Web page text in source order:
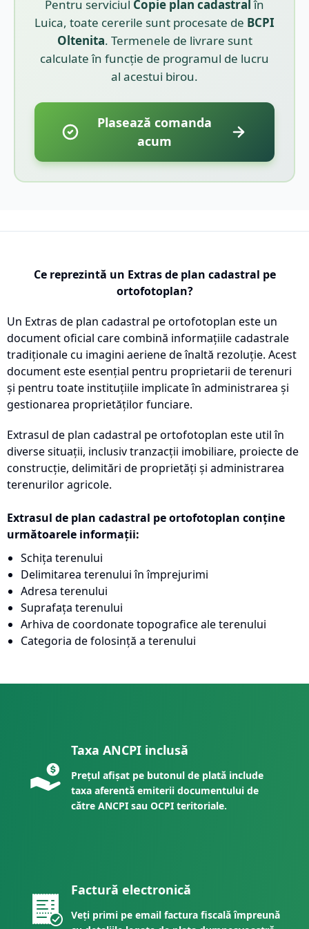
Pentru serviciul Copie plan cadastral în
Luica, toate cererile sunt procesate de BCPI
Oltenita. Termenele de livrare sunt
calculate în funcție de programul de lucru
al acestui birou.
Plasează comanda
acum
Ce reprezintă un Extras de plan cadastral pe
ortofotoplan?
Un Extras de plan cadastral pe ortofotoplan este un
document oficial care combină informațiile cadastrale
tradiționale cu imagini aeriene de înaltă rezoluție. Acest
document este esențial pentru proprietarii de terenuri
și pentru toate instituțiile implicate în administrarea și
gestionarea proprietăților funciare.
Extrasul de plan cadastral pe ortofotoplan este util în
diverse situații, inclusiv tranzacții imobiliare, proiecte de
construcție, delimitări de proprietăți și administrarea
terenurilor agricole.
Extrasul de plan cadastral pe ortofotoplan conține
următoarele informații:
Schița terenului
Delimitarea terenului în împrejurimi
Adresa terenului
Suprafața terenului
Arhiva de coordonate topografice ale terenului
Categoria de folosință a terenului
Taxa ANCPI inclusă
Prețul afișat pe butonul de plată include
taxa aferentă emiterii documentului de
către ANCPI sau OCPI teritoriale.
Factură electronică
Veți primi pe email factura fiscală împreună